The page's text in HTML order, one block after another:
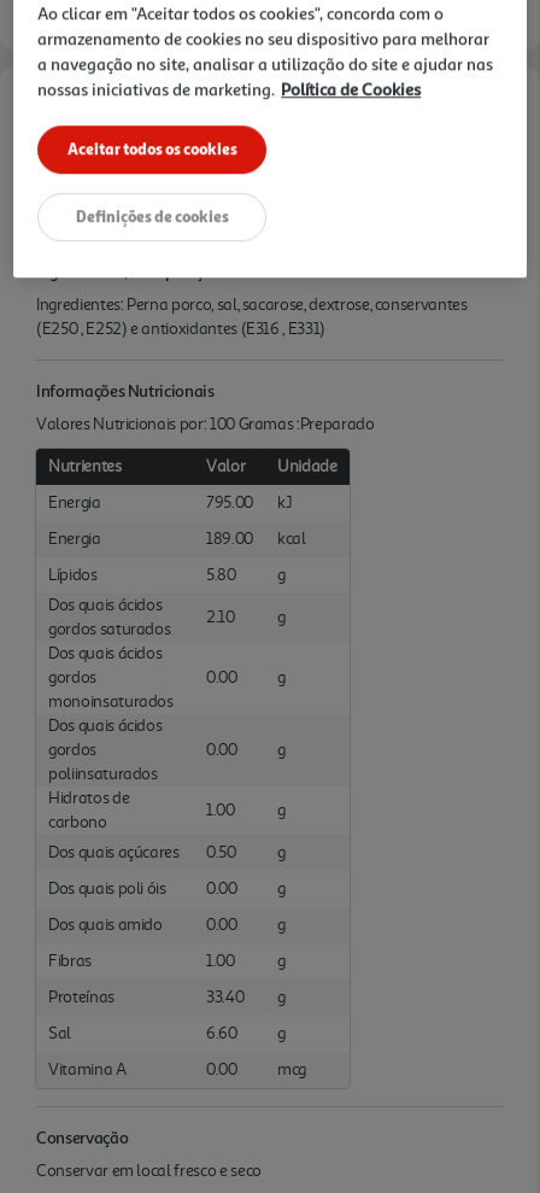
Características
Quantidade Liquida
0.44 KG
Ingredientes: Perna porco, sal, sacarose, dextrose, conservantes
(E250 , E252) e antioxidantes (E316 , E331)
Informações Nutricionais
Valores Nutricionais por: 100 Gramas :Preparado
Nutrientes Valor
Unidade
Energia
795.00
kJ
Energia
189.00
kcal
Lípidos
5.80
g
Dos quais ácidos
gordos saturados
2.10
g
Dos quais ácidos
gordos
monoinsaturados
0.00 g
Dos quais ácidos
gordos
poliinsaturados
0.00 g
Hidratos de
carbono
1.00 g
Dos quais açúcares 0.50
g
Dos quais poli óis
0.00
g
Dos quais amido
0.00
g
Fibras
1.00
g
Proteínas
33.40
g
Sal
6.60
g
Vitamina A
0.00 mcg
Conservação
Conservar em local fresco e seco
Ao clicar em "Aceitar todos os cookies", concorda com o
armazenamento de cookies no seu dispositivo para melhorar
a navegação no site, analisar a utilização do site e ajudar nas
nossas iniciativas de marketing. Política de Cookies
Aceitar todos os cookies
Definições de cookies